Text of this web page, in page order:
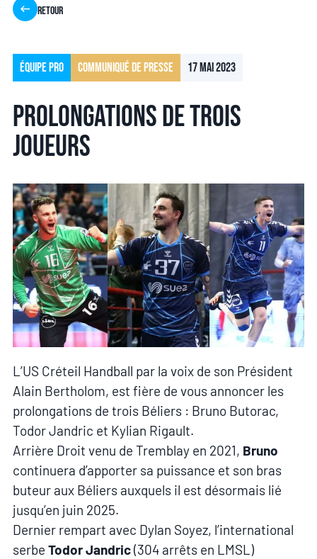
Retour
Équipe Pro Communiqué de presse 17 mai 2023
Prolongations de trois
joueurs
L’US Créteil Handball par la voix de son Président
Alain Bertholom, est fière de vous annoncer les
prolongations de trois Béliers : Bruno Butorac,
Todor Jandric et Kylian Rigault.
Arrière Droit venu de Tremblay en 2021, Bruno
continuera d’apporter sa puissance et son bras
buteur aux Béliers auxquels il est désormais lié
jusqu’en juin 2025.
Dernier rempart avec Dylan Soyez, l’international
serbe Todor Jandric(304 arrêts en LMSL)